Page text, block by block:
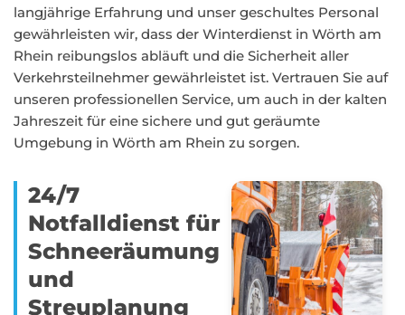
langjährige Erfahrung und unser geschultes Personal
gewährleisten wir, dass der Winterdienst in Wörth am
Rhein reibungslos abläuft und die Sicherheit aller
Verkehrsteilnehmer gewährleistet ist. Vertrauen Sie auf
unseren professionellen Service, um auch in der kalten
Jahreszeit für eine sichere und gut geräumte
Umgebung in Wörth am Rhein zu sorgen.
24/7
Notfalldienst für
Schneeräumung
und
Streuplanung